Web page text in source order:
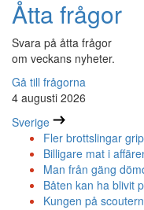
Åtta frågor
Svara på åtta frågor
om veckans nyheter.
Gå till frågorna
4 augusti 2026
Sverige
Fler brottslingar
Billigare mat i
Man från gäng
Båten kan ha blivit
Kungen på